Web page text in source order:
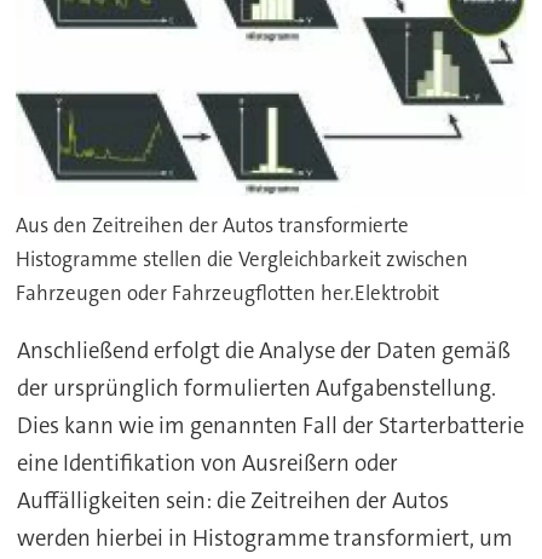
Aus den Zeitreihen der Autos transformierte
Histogramme stellen die Vergleichbarkeit zwischen
Fahrzeugen oder Fahrzeugflotten her.Elektrobit
Anschließend erfolgt die Analyse der Daten gemäß
der ursprünglich formulierten Aufgabenstellung.
Dies kann wie im genannten Fall der Starterbatterie
eine Identifikation von Ausreißern oder
Auffälligkeiten sein: die Zeitreihen der Autos
werden hierbei in Histogramme transformiert, um